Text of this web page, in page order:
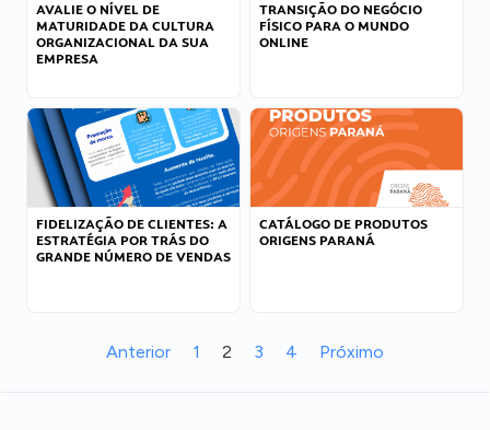
AVALIE O NÍVEL DE
MATURIDADE DA CULTURA
ORGANIZACIONAL DA SUA
EMPRESA
TRANSIÇÃO DO NEGÓCIO
FÍSICO PARA O MUNDO
ONLINE
FIDELIZAÇÃO DE CLIENTES: A
ESTRATÉGIA POR TRÁS DO
GRANDE NÚMERO DE VENDAS
CATÁLOGO DE PRODUTOS
ORIGENS PARANÁ
Anterior 1 2 3 4 Próximo